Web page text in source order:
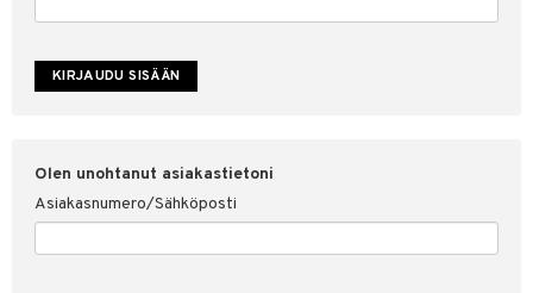
Olen unohtanut asiakastietoni
Asiakasnumero/Sähköposti
suojaus